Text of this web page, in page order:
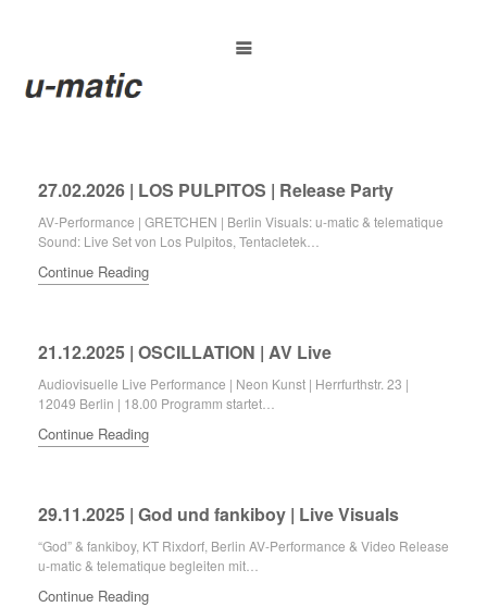
27.02.2026 | LOS PULPITOS | Release Party
AV-Performance | GRETCHEN | Berlin Visuals: u-matic & telematique
Sound: Live Set von Los Pulpitos, Tentacletek…
Continue Reading
21.12.2025 | OSCILLATION | AV Live
Audiovisuelle Live Performance | Neon Kunst | Herrfurthstr. 23 |
12049 Berlin | 18.00 Programm startet…
Continue Reading
29.11.2025 | God und fankiboy | Live Visuals
“God” & fankiboy, KT Rixdorf, Berlin AV-Performance & Video Release
u-matic & telematique begleiten mit…
Continue Reading